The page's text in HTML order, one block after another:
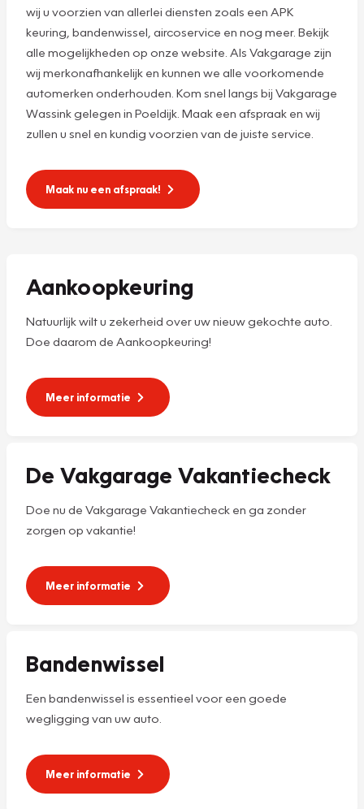
wij u voorzien van allerlei diensten zoals een APK
keuring, bandenwissel, aircoservice en nog meer. Bekijk
alle mogelijkheden op onze website. Als Vakgarage zijn
wij merkonafhankelijk en kunnen we alle voorkomende
automerken onderhouden. Kom snel langs bij Vakgarage
Wassink gelegen in Poeldijk. Maak een afspraak en wij
zullen u snel en kundig voorzien van de juiste service.
Maak nu een afspraak!
Aankoopkeuring
Natuurlijk wilt u zekerheid over uw nieuw gekochte auto.
Doe daarom de Aankoopkeuring!
Meer informatie
De Vakgarage Vakantiecheck
Doe nu de Vakgarage Vakantiecheck en ga zonder
zorgen op vakantie!
Meer informatie
Bandenwissel
Een bandenwissel is essentieel voor een goede
wegligging van uw auto.
Meer informatie